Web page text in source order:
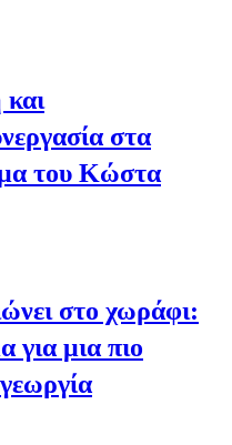
στα
του Κώστα
στο χωράφι:
για μια πιο